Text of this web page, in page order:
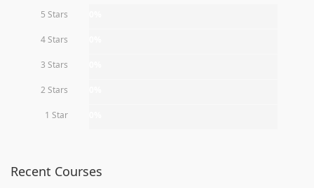
5 Stars
4 Stars
3 Stars
2 Stars
1 Star
Recent Courses